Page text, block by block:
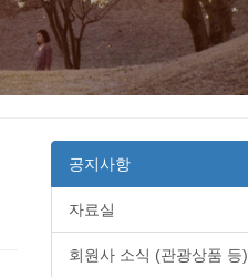
/ 이상익 / 2012
공지사항
자료실
회원사 소식 (관광상품 등)